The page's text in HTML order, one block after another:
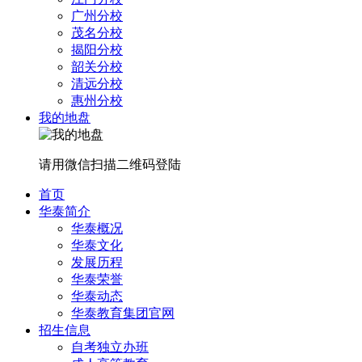
广州分校
茂名分校
揭阳分校
韶关分校
清远分校
惠州分校
我的地盘
请用微信扫描二维码登陆
首页
华泰简介
华泰概况
华泰文化
发展历程
华泰荣誉
华泰动态
华泰教育集团官网
招生信息
自考独立办班